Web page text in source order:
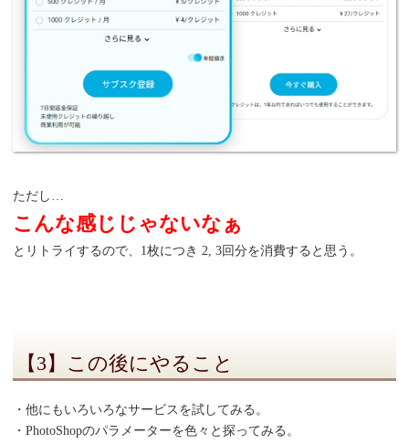
ただし…
こんな感じじゃないなぁ
とリトライするので、1枚につき 2, 3回分を消費すると思う。
【3】この後にやること
・他にもいろいろなサービスを試してみる。
・PhotoShopのパラメーターを色々と探ってみる。